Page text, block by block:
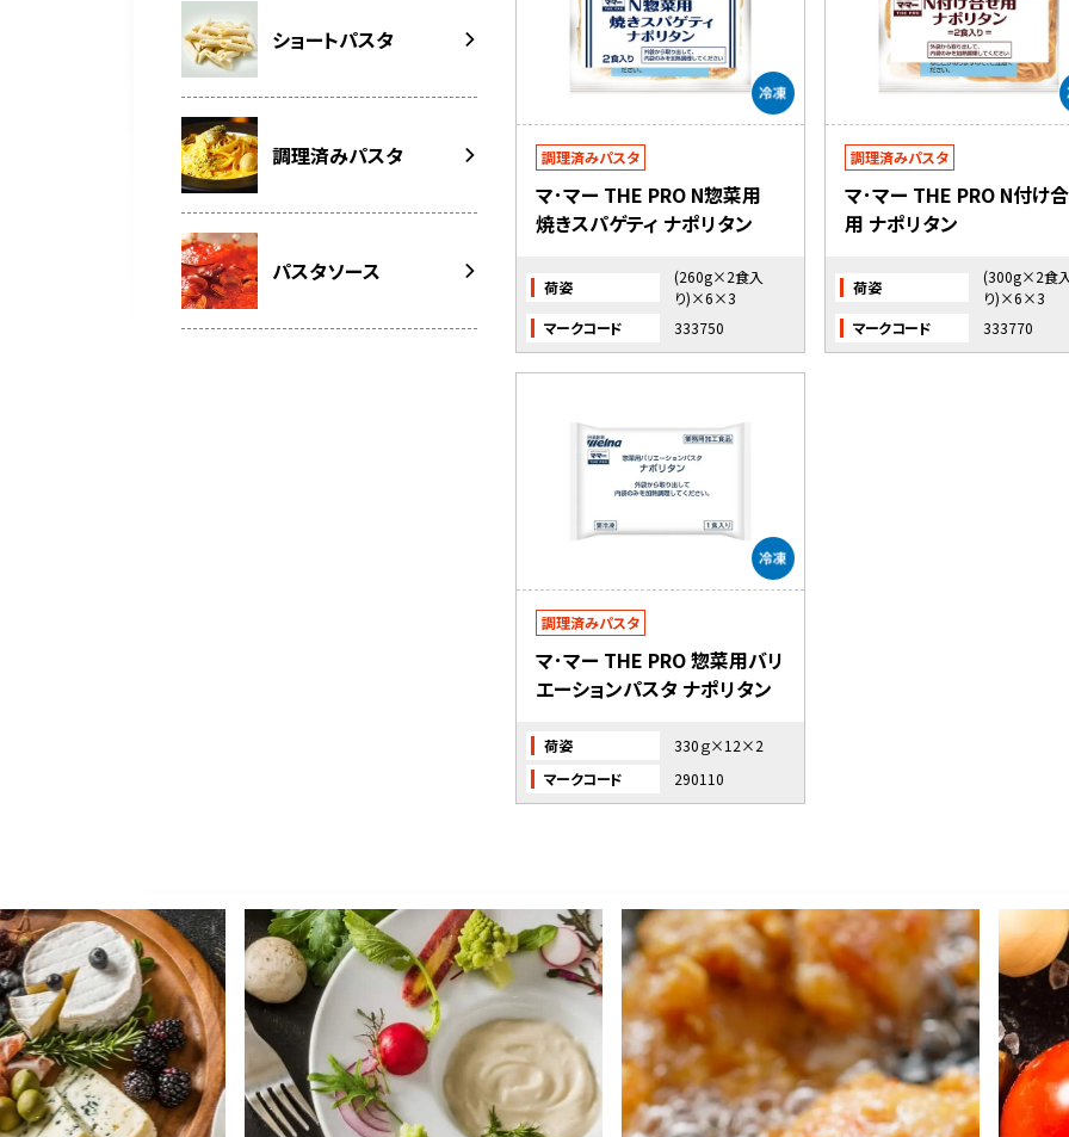
調理済みパスタ
マ･マー THE PRO N惣菜用
焼きスパゲティ ナポリタン
荷姿
(260g×2食入
り)×6×3
マークコード
333750
調理済みパスタ
マ･マー THE PRO N付け
用 ナポリタン
荷姿
(300g×2食
り)×6×3
マークコード
333770
調理済みパスタ
マ･マー THE PRO 惣菜用バリ
エーションパスタ ナポリタン
荷姿
330ｇ×12×2
マークコード
290110
ショートパスタ
調理済みパスタ
パスタソース